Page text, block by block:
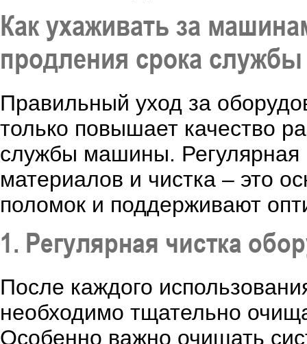
Как ухаживать за
продления срока службы
Правильный уход за
только повышает качество
службы машины. Регулярная
материалов и чистка – это
поломок и поддерживают
1. Регулярная чистка
После каждого
необходимо тщательно
Особенно важно очищать